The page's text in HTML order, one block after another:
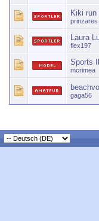
Kiki
prinzares
Laura
flex197
Sports
mcrimea
gaga56